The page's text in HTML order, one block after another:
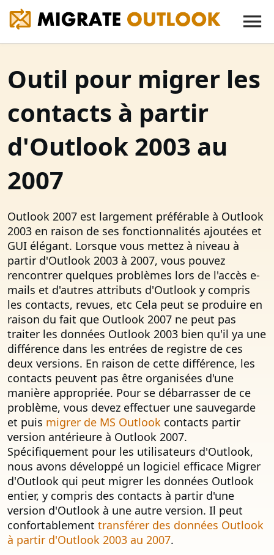
Outil pour migrer les
contacts à partir
d'Outlook 2003 au
2007
Outlook 2007 est largement préférable à Outlook
2003 en raison de ses fonctionnalités ajoutées et
GUI élégant. Lorsque vous mettez à niveau à
partir d'Outlook 2003 à 2007, vous pouvez
rencontrer quelques problèmes lors de l'accès e-
mails et d'autres attributs d'Outlook y compris
les contacts, revues, etc Cela peut se produire en
raison du fait que Outlook 2007 ne peut pas
traiter les données Outlook 2003 bien qu'il ya une
différence dans les entrées de registre de ces
deux versions. En raison de cette différence, les
contacts peuvent pas être organisées d'une
manière appropriée. Pour se débarrasser de ce
problème, vous devez effectuer une sauvegarde
et puis migrer de MS Outlook contacts partir
version antérieure à Outlook 2007.
Spécifiquement pour les utilisateurs d'Outlook,
nous avons développé un logiciel efficace Migrer
d'Outlook qui peut migrer les données Outlook
entier, y compris des contacts à partir d'une
version d'Outlook à une autre version. Il peut
confortablement transférer des données Outlook
à partir d'Outlook 2003 au 2007.